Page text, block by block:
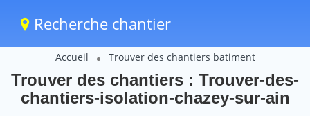
Recherche chantier
Accueil Trouver des chantiers batiment
Trouver des chantiers : Trouver-des-
chantiers-isolation-chazey-sur-ain